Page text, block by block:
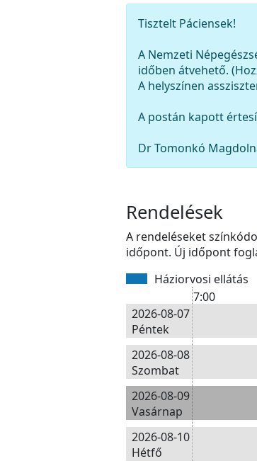
Tisztelt Páciensek!
A Nemzeti
időben átvehető.
A helyszínen
A postán kapott
Dr Tomonkó
Rendelések
A rendeléseket
időpont. Új időpont
Háziorvosi ellátás
7:00
2026-08-07
Péntek
2026-08-08
Szombat
2026-08-09
Vasárnap
2026-08-10
Hétfő